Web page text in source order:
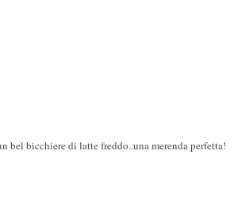
bel bicchiere di latte freddo..una merenda perfetta!